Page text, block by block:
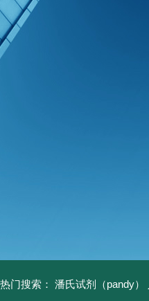
热门搜索： 潘氏试剂（pandy）